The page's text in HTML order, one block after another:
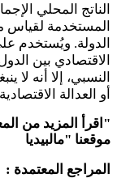
الناتج المحلي
المستخدمة لقياس
الدولة. ويُستخدم
الاقتصادي بين
النسبي، إلا أنه لا
أو العدالة الاقتصادية
" اقرأ المزيد من
موقعنا مالبيديا"
المراجع المعتمدة :